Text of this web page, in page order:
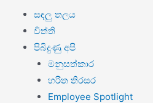
සඳලු තලය
විත්ති
පිබිදුණු අපි
මනුසත්කාර
හරිත තිරසර
Employee Spotlight